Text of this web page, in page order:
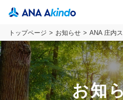
トップページ お知らせ ANA 庄内
お知